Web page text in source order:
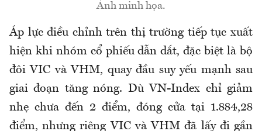
Ảnh minh họa.
Áp lực điều chỉnh trên thị trường tiếp tục xuất
hiện khi nhóm cổ phiếu dẫn dắt, đặc biệt là bộ
đôi VIC và VHM, quay đầu suy yếu mạnh sau
giai đoạn tăng nóng. Dù VN-Index chỉ giảm
nhẹ chưa đến 2 điểm, đóng cửa tại 1.884,28
điểm, nhưng riêng VIC và VHM đã lấy đi gần